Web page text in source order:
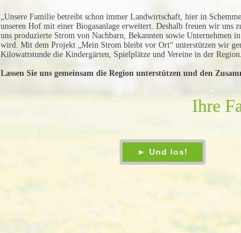
„Unsere Familie betreibt schon immer Landwirtschaft, hier in
unseren Hof mit einer Biogasanlage erweitert. Deshalb freuen wir uns
uns produzierte Strom von Nachbarn, Bekannten sowie Unternehmen
wird. Mit dem Projekt „Mein Strom bleibt vor Ort“ unterstützen wir
Kilowattstunde die Kindergärten, Spielplätze und Vereine in der Region.
Lassen Sie uns gemeinsam die Region unterstützen und den
Ihre